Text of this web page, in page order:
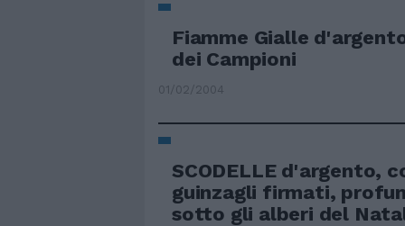
Fiamme Gialle
dei Campioni
01/02/2004
SCODELLE d'argento,
guinzagli firmati,
sotto gli alberi del